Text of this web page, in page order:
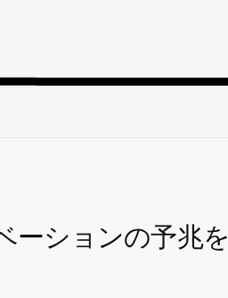
ーションの予兆を